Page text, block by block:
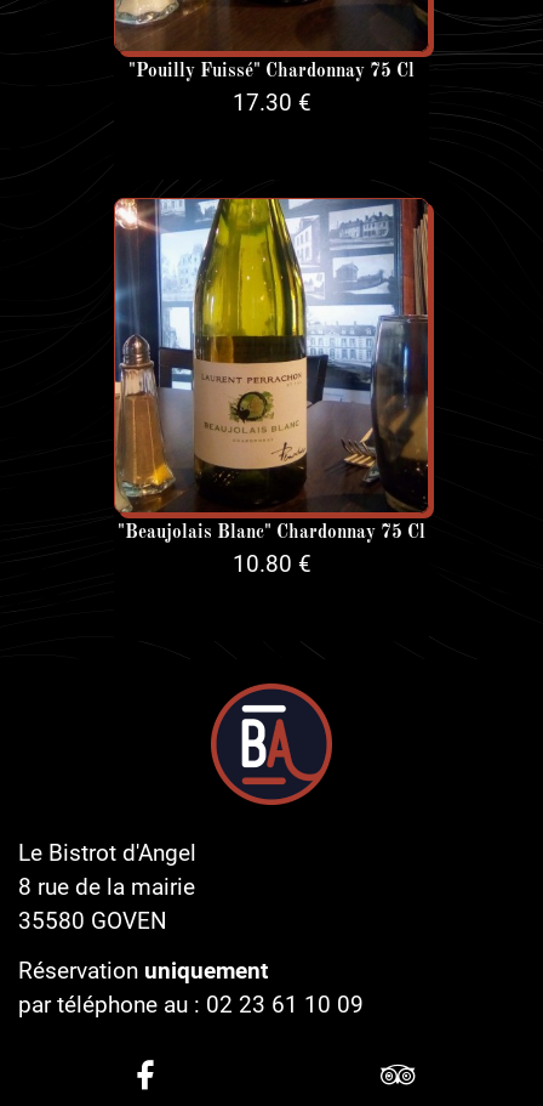
"Pouilly Fuissé" Chardonnay 75 Cl
17.30 €
"Beaujolais Blanc" Chardonnay 75 Cl
10.80 €
Le Bistrot d'Angel
8 rue de la mairie
35580 GOVEN
Réservation uniquement
par téléphone au : 02 23 61 10 09